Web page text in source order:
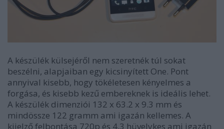
A készülék külsejéről nem szeretnék túl sokat
beszélni, alapjaiban egy kicsinyített One. Pont
annyival kisebb, hogy tökéletesen kényelmes a
forgása, és kisebb kezű embereknek is ideális lehet.
A készülék dimenziói 132 x 63.2 x 9.3 mm és
mindössze 122 gramm ami igazán kellemes. A
kijelző felbontása 720p és 4,3 hüvelykes ami igazán